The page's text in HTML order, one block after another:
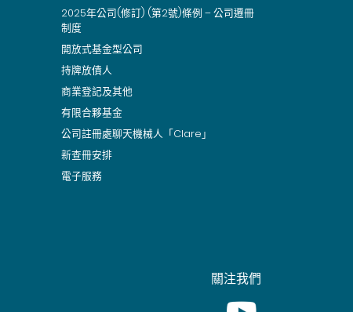
2025年公司(修訂) (第2號)條例 – 公司遷冊
制度
開放式基金型公司
持牌放債人
商業登記及其他
有限合夥基金
公司註冊處聊天機械人「Clare」
新查冊安排
電子服務
關注我們
Youtube [This link